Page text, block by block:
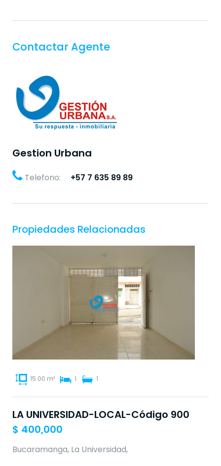
Contactar Agente
Gestion Urbana
Telefono: +57 7 635 89 89
Propiedades Relacionadas
15.00 m² 1 1
LA UNIVERSIDAD-LOCAL-Código 900
$ 400,000
Bucaramanga, La Universidad,